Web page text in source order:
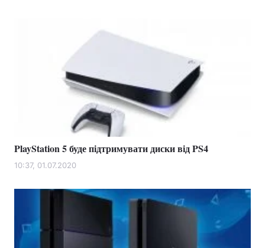
PlayStation 5 буде підтримувати диски від PS4
10:37, 01.07.2020